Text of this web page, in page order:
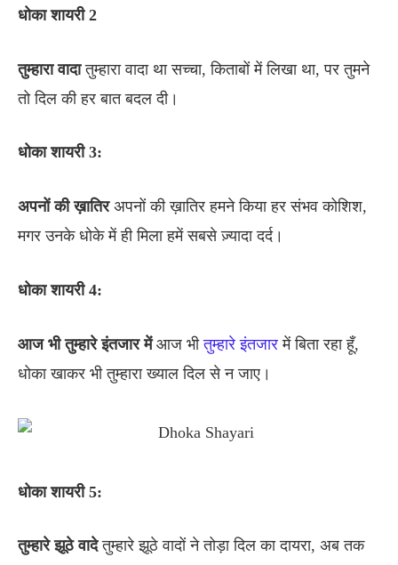
धोकाशायरी 2
तुम्हारावादातुम्हारा वादा था सच्चा, किताबों में लिखा था, पर तुमने
तो दिल की हर बात बदल दी।
धोकाशायरी 3:
अपनोंकीख़ातिरअपनों की ख़ातिर हमने किया हर संभव कोशिश,
मगर उनके धोके में ही मिला हमें सबसे ज़्यादा दर्द।
धोकाशायरी 4:
आज भीतुम्हारेइंतजारमेंआज भीतुम्हारे इंतजार में बिता रहा हूँ,
धोका खाकर भी तुम्हारा ख्याल दिल से न जाए।
धोकाशायरी 5:
तुम्हारेझूठेवादेतुम्हारे झूठे वादों ने तोड़ा दिल का दायरा, अब तक